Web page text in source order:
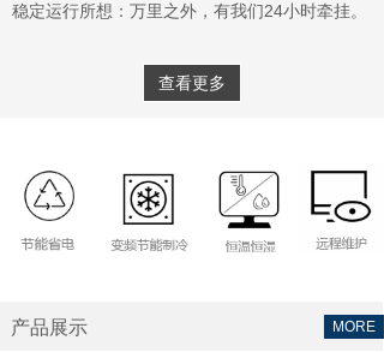
查看更多
稳定运行所想：万里之外，有我们24小时牵挂。
产品展示 MORE